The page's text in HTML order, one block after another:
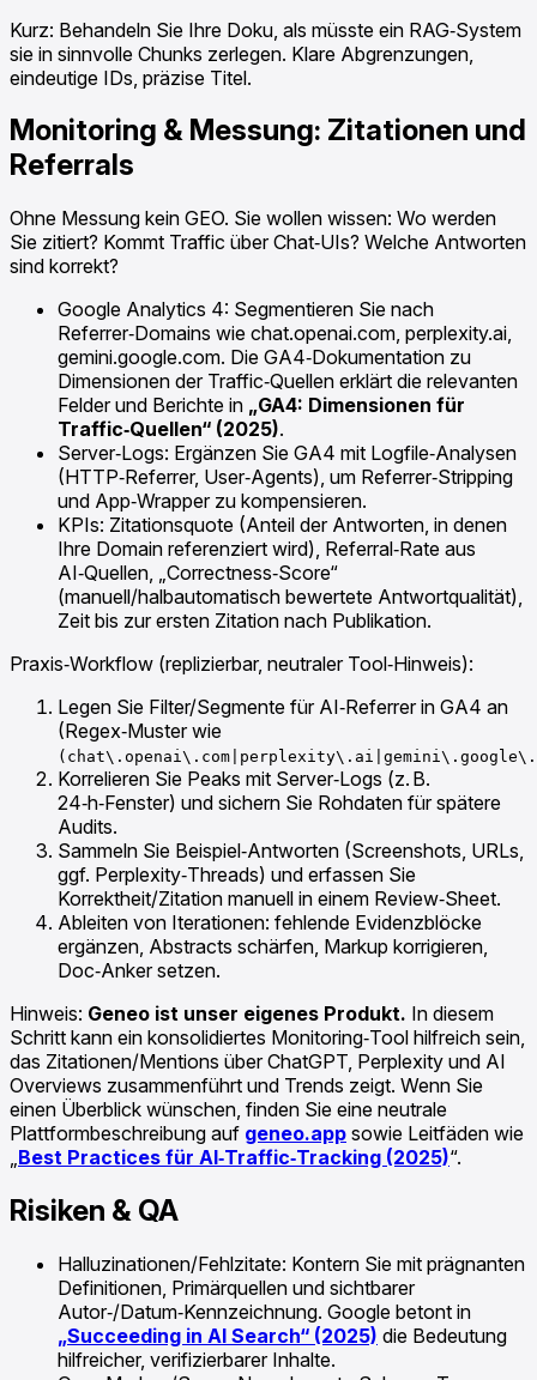
Kurz: Behandeln Sie Ihre Doku, als müsste ein RAG‑System
sie in sinnvolle Chunks zerlegen. Klare Abgrenzungen,
eindeutige IDs, präzise Titel.
Monitoring & Messung: Zitationen und
Referrals
Ohne Messung kein GEO. Sie wollen wissen: Wo werden
Sie zitiert? Kommt Traffic über Chat‑UIs? Welche Antworten
sind korrekt?
Google Analytics 4: Segmentieren Sie nach
Referrer‑Domains wie chat.openai.com, perplexity.ai,
gemini.google.com. Die GA4‑Dokumentation zu
Dimensionen der Traffic‑Quellen erklärt die relevanten
Felder und Berichte in „GA4: Dimensionen für
Traffic‑Quellen“ (2025).
Server‑Logs: Ergänzen Sie GA4 mit Logfile‑Analysen
(HTTP‑Referrer, User‑Agents), um Referrer‑Stripping
und App‑Wrapper zu kompensieren.
KPIs: Zitationsquote (Anteil der Antworten, in denen
Ihre Domain referenziert wird), Referral‑Rate aus
AI‑Quellen, „Correctness‑Score“
(manuell/halbautomatisch bewertete Antwortqualität),
Zeit bis zur ersten Zitation nach Publikation.
Praxis‑Workflow (replizierbar, neutraler Tool‑Hinweis):
Legen Sie Filter/Segmente für AI‑Referrer in GA4 an
(Regex‑Muster wie
Korrelieren Sie Peaks mit Server‑Logs (z. B.
24‑h‑Fenster) und sichern Sie Rohdaten für spätere
Audits.
Sammeln Sie Beispiel‑Antworten (Screenshots, URLs,
ggf. Perplexity‑Threads) und erfassen Sie
Korrektheit/Zitation manuell in einem Review‑Sheet.
Ableiten von Iterationen: fehlende Evidenzblöcke
ergänzen, Abstracts schärfen, Markup korrigieren,
Doc‑Anker setzen.
Hinweis: Geneo ist unser eigenes Produkt. In diesem
Schritt kann ein konsolidiertes Monitoring‑Tool hilfreich sein,
das Zitationen/Mentions über ChatGPT, Perplexity und AI
Overviews zusammenführt und Trends zeigt. Wenn Sie
einen Überblick wünschen, finden Sie eine neutrale
Plattformbeschreibung auf geneo.app sowie Leitfäden wie
„Best Practices für AI‑Traffic‑Tracking (2025)“.
Risiken & QA
Halluzinationen/Fehlzitate: Kontern Sie mit prägnanten
Definitionen, Primärquellen und sichtbarer
Autor‑/Datum‑Kennzeichnung. Google betont in
„Succeeding in AI Search“ (2025) die Bedeutung
hilfreicher, verifizierbarer Inhalte.